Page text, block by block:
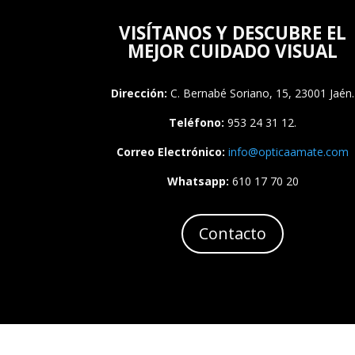
VISÍTANOS Y DESCUBRE EL
MEJOR CUIDADO VISUAL
Dirección: C. Bernabé Soriano, 15, 23001 Jaén.
Teléfono: 953 24 31 12.
Correo Electrónico: info@opticaamate.com
Whatsapp: 610 17 70 20
Contacto